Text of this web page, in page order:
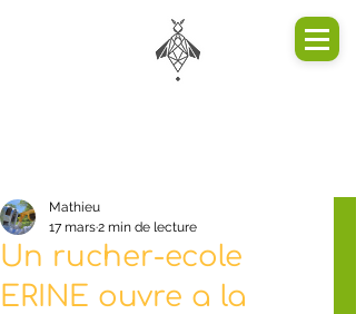
Un rucher-ecole
ERINE ouvre a la
Mathieu
17 mars2 min de lecture